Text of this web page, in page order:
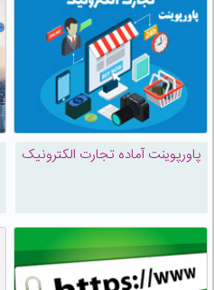
پاورپوینت آماده تجارت الکترونیک